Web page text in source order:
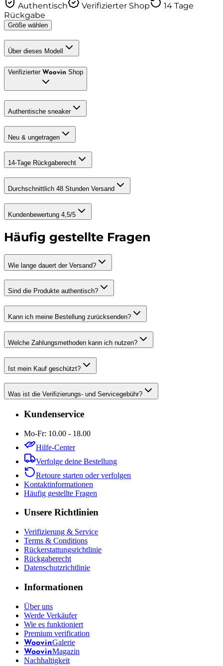
Authentisch Verifizierter Shop
14 Tage
Rückgabe
Größe wählen
Über dieses Modell
Verifizierter Woovin Shop
Authentische sneaker
Neu & ungetragen
14-Tage Rückgaberecht
Durchschnittlich 48 Stunden Versand
Kundenbewertung 4,5/5
Häufig gestellte Fragen
Wie lange dauert der Versand?
Sind die Produkte authentisch?
Kann ich meine Bestellung zurücksenden?
Welche Zahlungsmethoden kann ich nutzen?
Ist mein Kauf geschützt?
Was ist die Verifizierungs- und Servicegebühr?
Kundenservice
Mo-Fr: 10.00 - 18.00
Hilfe-Center
Verfolge deine Bestellung
Retoure starten oder verfolgen
Kontaktinformationen
Häufig gestellte Fragen
Unsere Richtlinien
Verifizierung & Service
Terms & Conditions
Rückerstattungsrichtlinie
Rückgaberecht
Datenschutzrichtlinie
Informationen
Über uns
Werde Verkäufer
Wie es funktioniert
Premium verification
WoovinGalerie
WoovinMagazin
Nachhaltigkeit